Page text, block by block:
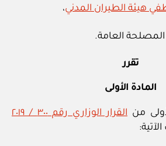
هيئة الطيران المدني،
المصلحة العامة.
تقرر
المادة الأولى
من القرار الوزاري رقم ٣٠٠ / ٢٠١٩